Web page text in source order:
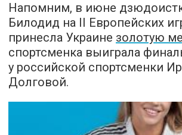
Напомним, в июне
Билодид на II Европейских
принесла Украине золотую
спортсменка выиграла
у российской спортсменки
Долговой.